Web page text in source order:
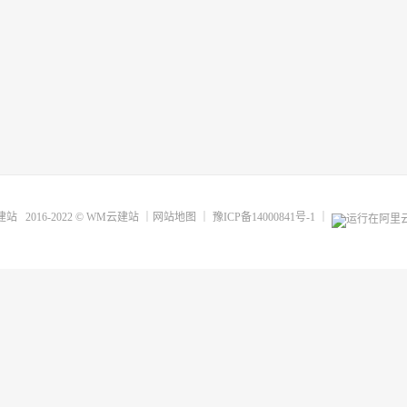
站2016-2022 © WM云建站｜ 网站地图 豫ICP备14000841号-1